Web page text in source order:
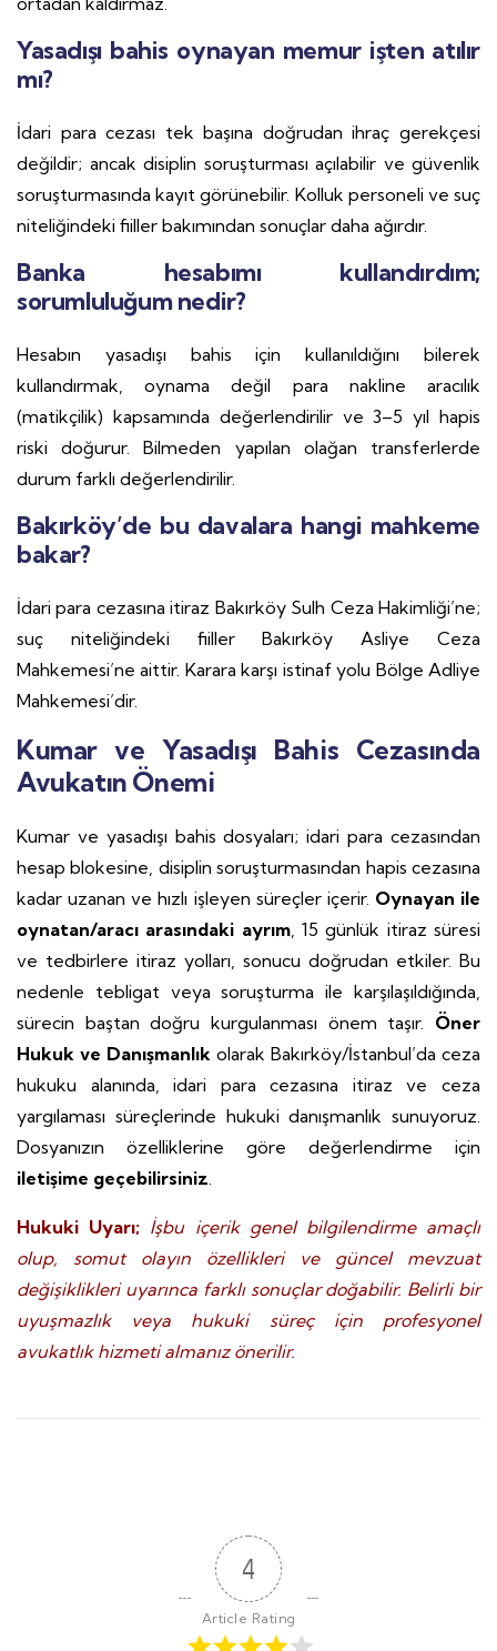
Yasadışı bahis oynayan memur işten atılır
mı?
İdari para cezası tek başına doğrudan ihraç gerekçesi
değildir; ancak disiplin soruşturması açılabilir ve güvenlik
soruşturmasında kayıt görünebilir. Kolluk personeli ve suç
niteliğindeki fiiller bakımından sonuçlar daha ağırdır.
Banka hesabımı kullandırdım;
sorumluluğum nedir?
Hesabın yasadışı bahis için kullanıldığını bilerek
kullandırmak, oynama değil para nakline aracılık
(matikçilik) kapsamında değerlendirilir ve 3–5 yıl hapis
riski doğurur. Bilmeden yapılan olağan transferlerde
durum farklı değerlendirilir.
Bakırköy’de bu davalara hangi mahkeme
bakar?
İdari para cezasına itiraz Bakırköy Sulh Ceza Hakimliği’ne;
suç niteliğindeki fiiller Bakırköy Asliye Ceza
Mahkemesi’ne aittir. Karara karşı istinaf yolu Bölge Adliye
Mahkemesi’dir.
Kumar ve Yasadışı Bahis Cezasında
Avukatın Önemi
Kumar ve yasadışı bahis dosyaları; idari para cezasından
hesap blokesine, disiplin soruşturmasından hapis cezasına
kadar uzanan ve hızlı işleyen süreçler içerir. Oynayan ile
oynatan/aracı arasındaki ayrım, 15 günlük itiraz süresi
ve tedbirlere itiraz yolları, sonucu doğrudan etkiler. Bu
nedenle tebligat veya soruşturma ile karşılaşıldığında,
sürecin baştan doğru kurgulanması önem taşır. Öner
Hukuk ve Danışmanlık olarak Bakırköy/İstanbul’da ceza
hukuku alanında, idari para cezasına itiraz ve ceza
yargılaması süreçlerinde hukuki danışmanlık sunuyoruz.
Dosyanızın özelliklerine göre değerlendirme için
iletişime geçebilirsiniz.
Hukuki Uyarı; İşbu içerik genel bilgilendirme amaçlı
olup, somut olayın özellikleri ve güncel mevzuat
değişiklikleri uyarınca farklı sonuçlar doğabilir. Belirli bir
uyuşmazlık veya hukuki süreç için profesyonel
avukatlık hizmeti almanız önerilir.
4
Article Rating